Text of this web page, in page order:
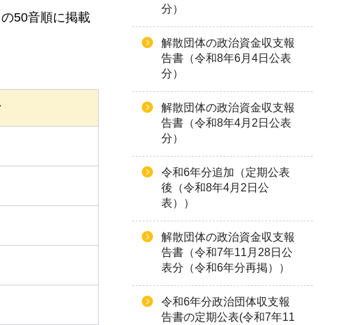
50音順に掲載
分）
解散団体の政治資金収支報
告書（令和8年6月4日公表
分）
解散団体の政治資金収支報
告書（令和8年4月2日公表
分）
令和6年分追加（定期公表
後（令和8年4月2日公
表））
解散団体の政治資金収支報
告書（令和7年11月28日公
表分（令和6年分再掲））
令和6年分政治団体収支報
告書の定期公表(令和7年11